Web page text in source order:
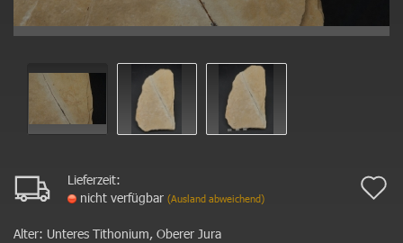
Lieferzeit:
nicht verfügbar (Ausland abweichend)
Alter: Unteres Tithonium, Oberer Jura